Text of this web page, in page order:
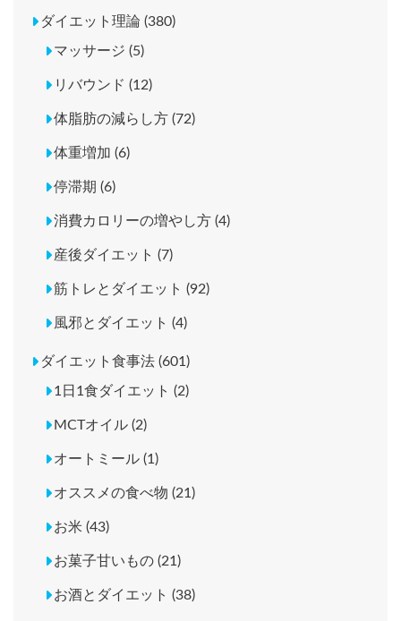
ダイエット理論 (380)
マッサージ (5)
リバウンド (12)
体脂肪の減らし方 (72)
体重増加 (6)
停滞期 (6)
消費カロリーの増やし方 (4)
産後ダイエット (7)
筋トレとダイエット (92)
風邪とダイエット (4)
ダイエット食事法 (601)
1日1食ダイエット (2)
MCTオイル (2)
オートミール (1)
オススメの食べ物 (21)
お米 (43)
お菓子甘いもの (21)
お酒とダイエット (38)